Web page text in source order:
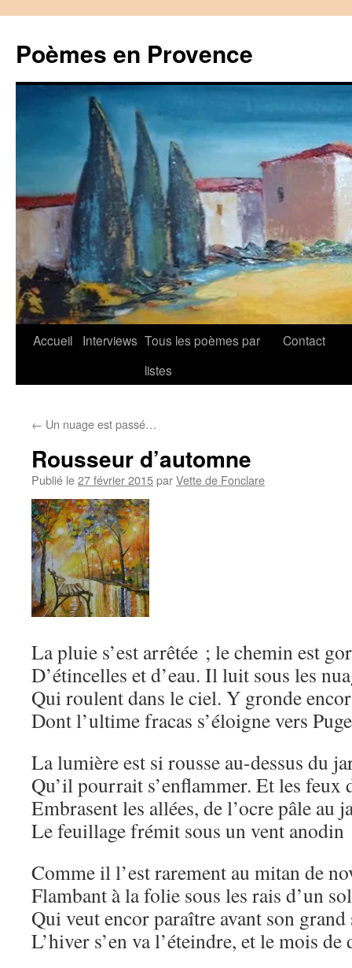
contenu
Poèmes en Provence
Accueil Interviews Tous les poèmes par
listes
Contact
← Un nuage est passé…
Rousseur d’automne
Publié le27 février 2015parVette de Fonclare
La pluie s’est arrêtée ; le chemin est
D’étincelles et d’eau. Il luit sous les
Qui roulent dans le ciel. Y gronde
Dont l’ultime fracas s’éloigne vers
La lumière est si rousse au-dessus du
Qu’il pourrait s’enflammer. Et les feux
Embrasent les allées, de l’ocre pâle au
Le feuillage frémit sous un vent anodin
Comme il l’est rarement au mitan de
Flambant à la folie sous les rais d’un
Qui veut encor paraître avant son
L’hiver s’en va l’éteindre, et le mois de